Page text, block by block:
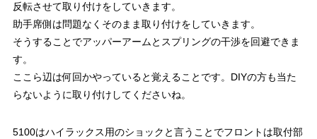
反転させて取り付けをしていきます。
助手席側は問題なくそのまま取り付けをしていきます。
そうすることでアッパーアームとスプリングの干渉を回避できま
す。
ここら辺は何回かやっていると覚えることです。DIYの方も当た
らないように取り付けしてくださいね。
5100はハイラックス用のショックと言うことでフロントは取付部